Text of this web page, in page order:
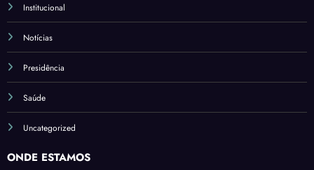
Institucional
Notícias
Presidência
Saúde
Uncategorized
ONDE ESTAMOS